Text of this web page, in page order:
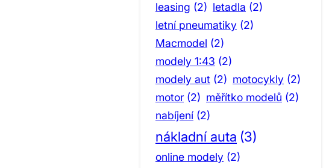
leasing (2) letadla (2)
letní pneumatiky (2)
Macmodel (2)
modely 1:43 (2)
modely aut (2) motocykly (2)
motor (2) měřítko modelů (2)
nabíjení (2)
nákladní auta (3)
online modely (2)